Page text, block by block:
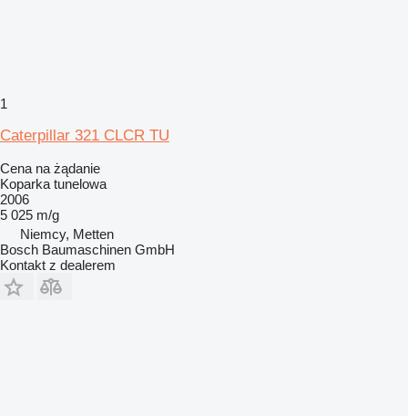
1
Caterpillar 321 CLCR TU
Cena na żądanie
Koparka tunelowa
2006
5 025 m/g
Niemcy, Metten
Bosch Baumaschinen GmbH
Kontakt z dealerem